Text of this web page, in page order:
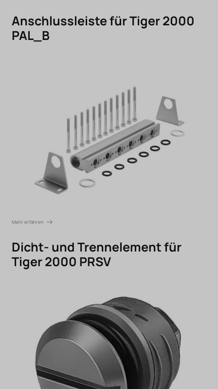
Anschlussleiste für Tiger 2000
PAL_B
Mehr erfahren
Dicht- und Trennelement für
Tiger 2000 PRSV